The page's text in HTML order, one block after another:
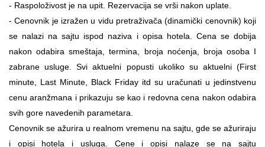
- Raspoloživost je na upit. Rezervacija se vrši nakon uplate.
- Cenovnik je izražen u vidu pretraživača (dinamički cenovnik) koji
se nalazi na sajtu ispod naziva i opisa hotela. Cena se dobija
nakon odabira smeštaja, termina, broja noćenja, broja osoba I
zabrane usluge. Svi aktuelni popusti ukoliko su aktuelni (First
minute, Last Minute, Black Friday itd su uračunati u jedinstvenu
cenu aranžmana i prikazuju se kao i redovna cena nakon odabira
svih gore navedenih parametara.
Cenovnik se ažurira u realnom vremenu na sajtu, gde se ažuriraju
i opisi hotela i usluga. Cene i opisi nalaze se na sajtu